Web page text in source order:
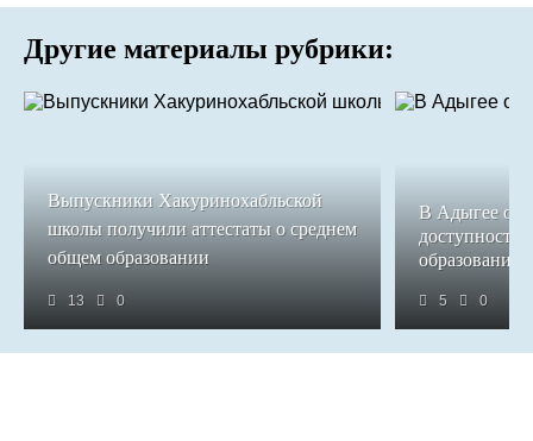
Другие материалы рубрики:
Выпускники Хакуринохабльской
школы получили аттестаты о среднем
общем образовании
13 0
В Адыгее
доступность
образования
5 0